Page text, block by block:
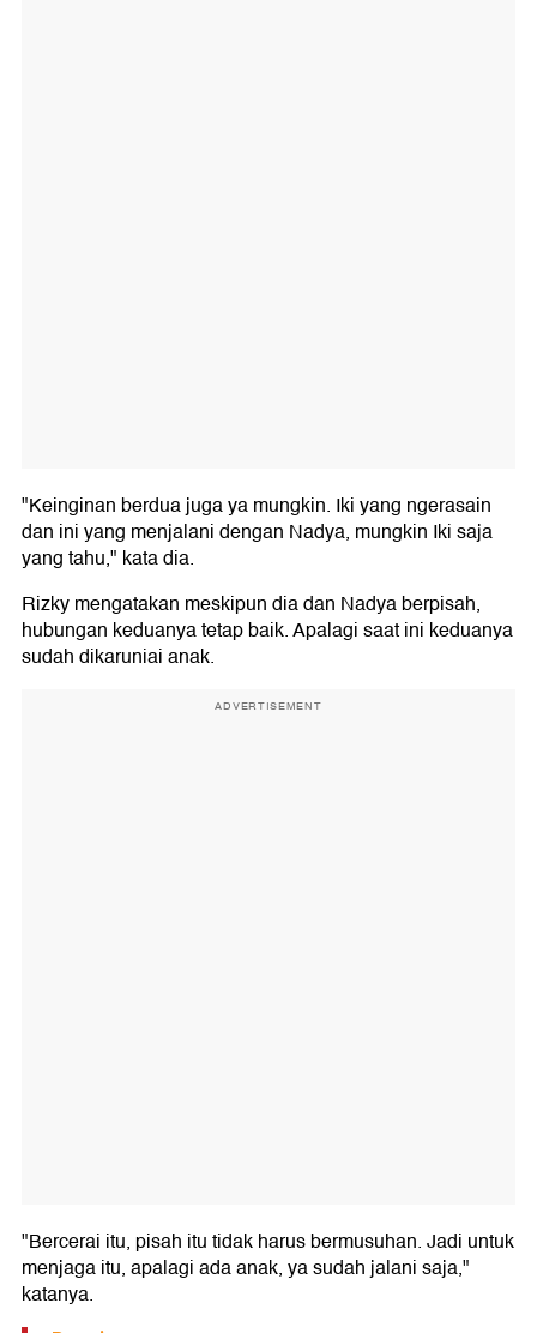
"Keinginan berdua juga ya mungkin. Iki yang ngerasain
dan ini yang menjalani dengan Nadya, mungkin Iki saja
yang tahu," kata dia.
Rizky mengatakan meskipun dia dan Nadya berpisah,
hubungan keduanya tetap baik. Apalagi saat ini keduanya
sudah dikaruniai anak.
ADVERTISEMENT
"Bercerai itu, pisah itu tidak harus bermusuhan. Jadi untuk
menjaga itu, apalagi ada anak, ya sudah jalani saja,"
katanya.